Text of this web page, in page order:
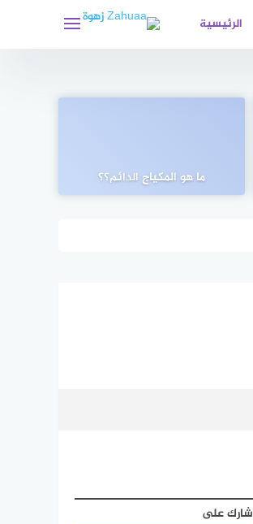
الرئيسية
ما هو المكياج الدائم؟؟
شارك على